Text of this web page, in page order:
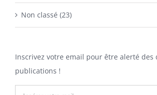
Non classé (23)
Inscrivez votre email pour être alerté des
publications !